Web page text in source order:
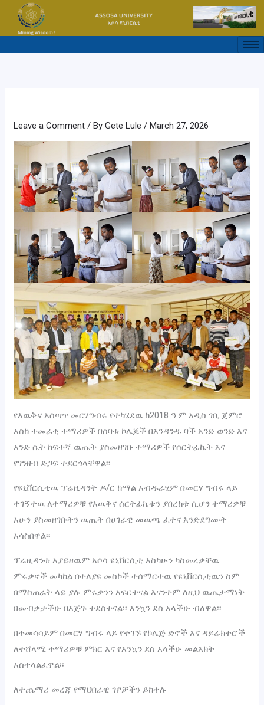
content
Leave a Comment / ByGete Lule/March 27, 2026
የእዉቅና አሰጣጥ መርሃግብሩ የተካሄደዉ ከ2018 ዓ.ም አዲስ ገቢ ጀምሮ
አስከ ተመራቂ ተማሪዎች በሰባቱ ኮሌጆች በእንዳንዱ ባች አንድ ወንድ እና
አንድ ሴት ከፍተኛ ዉጤት ያስመዘገቡ ተማሪዎች የሰርትፊኬት እና
የገንዘብ ድጋፍ ተደርጎላቸዋል፡፡
የዩኒቨርሲቲዉ ፕሬዚዳንት ዶ/ር ከማል አብዱራሂም በመርሃ ግብሩ ላይ
ተገኝተዉ ለተማሪዎቹ የእዉቅና ሰርትፊኬቱን ያበረከቱ ሲሆን ተማሪዎቹ
አሁን ያስመዘገቡትን ዉጤት በሀገራዊ መዉጫ ፈተና እንድደግሙት
አሳስበዋል፡፡
ፕሬዚዳንቱ አያይዘዉም አሶሳ ዩኒቨርሲቲ እስካሁን ካስመረቃቸዉ
ምሩቃኖች መካከል በተለያዩ መስኮች ተሰማርተዉ የዩኒቨርሲቲዉን ስም
በማስጠራት ላይ ያሉ ምሩቃንን አፍርተናል እናንተም ለዚህ ዉጤታማነት
በመብቃታችሁ በእጅጉ ተደስተናል፡፡ እንኳን ደስ አላችሁ ብለዋል፡፡
በተመሳሳይም በመርሃ ግብሩ ላይ የተገኙ የኮሌጅ ድኖች እና ዳይሬክተሮች
ለተሸላሚ ተማሪዎቹ ምክር እና የእንኳን ደስ አላችሁ መልእክት
አስተላልፈዋል፡፡
ለተጨማሪ መረጃ የማህበራዊ ገፆቻችን ይከተሉ